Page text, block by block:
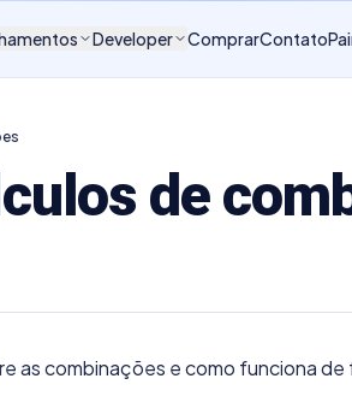
Developer ComprarContato
de
as combinações e como funciona